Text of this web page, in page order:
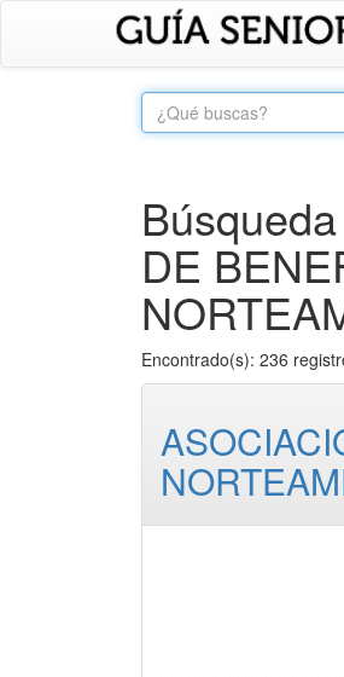
DE
Encontrado(s): 236